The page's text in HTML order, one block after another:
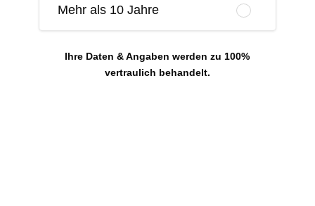
Mehr als 10 Jahre
Ihre Daten & Angaben werden zu 100%
vertraulich behandelt.